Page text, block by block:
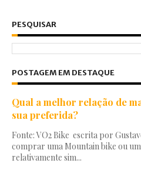
PESQUISAR
POSTAGEM EM DESTAQUE
Qual a melhor relação de
sua preferida?
Fonte: VO2 Bike escrita por
comprar uma Mountain bike ou
relativamente sim...